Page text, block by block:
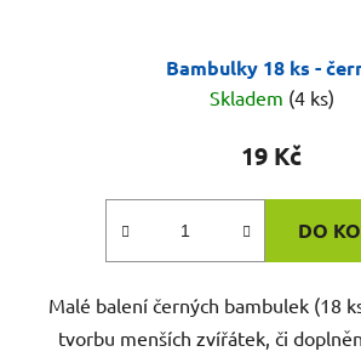
Bambulky 18 ks -
Skladem (4 ks)
19 Kč
DO
Malé balení černých bambulek (18
tvorbu menších zvířátek, či